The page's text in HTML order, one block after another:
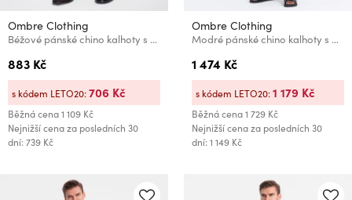
Ombre Clothing
Béžové pánské chino kalhoty s ozdobným páskem Ombre Clothing
883 Kč
Běžná cena1 109 Kč
Nejnižší cena za posledních 30
dní: 739 Kč
s kódem LETO20:706 Kč
Ombre Clothing
Modré pánské chino kalhoty s příměsí lnu Ombre Clothing
1 474 Kč
Běžná cena1 729 Kč
Nejnižší cena za posledních 30
dní: 1 149 Kč
s kódem LETO20:1 179 Kč